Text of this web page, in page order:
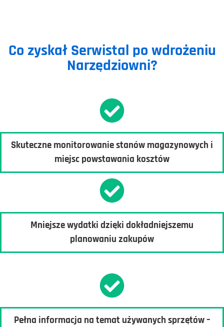
Co zyskał Serwistal po wdrożeniu
Narzędziowni?
Skuteczne monitorowanie stanów magazynowych i
miejsc powstawania kosztów
Mniejsze wydatki dzięki dokładniejszemu
planowaniu zakupów
Pełna informacja na temat używanych sprzętów –